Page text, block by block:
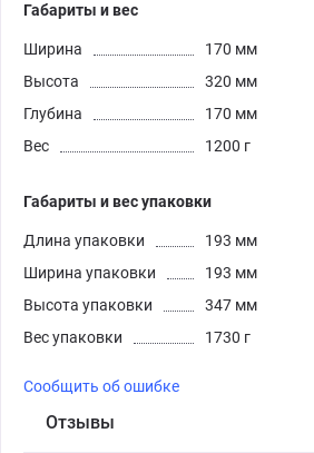
Габариты и вес
Ширина
170 мм
Высота
320 мм
Глубина
170 мм
Вес
1200 г
Габариты и вес упаковки
Длина упаковки
193 мм
Ширина упаковки
193 мм
Высота упаковки
347 мм
Вес упаковки
1730 г
Сообщить об ошибке
Отзывы